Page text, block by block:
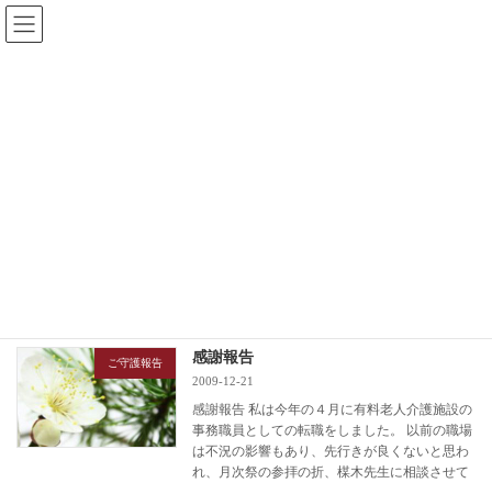
コ
ン
ナ
ビ
ご守護報告 感謝報告
2009-12-21
感謝報告 私は今年の４月に有料老人介護施設の
事務職員としての転職をしました。 以前の職場
は不況の影響もあり、先行きが良くないと思わ
れ、月次祭の参拝の折、楳木先生に相談させて